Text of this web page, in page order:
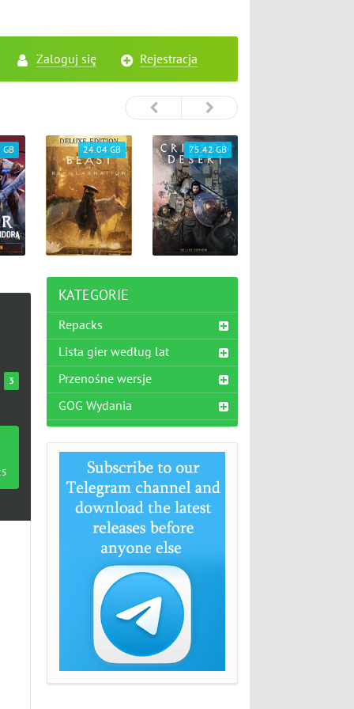
Zaloguj się Rejestracja
75.42 GB 5.45 GB
3
KATEGORIE
Repacks
Lista gier według lat
Przenośne wersje
GOG Wydania